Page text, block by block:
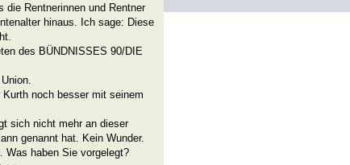
die Rentnerinnen und Rentner
hinaus. Ich sage: Diese
des BÜNDNISSES 90/DIE
noch besser mit seinem
sich nicht mehr an dieser
genannt hat. Kein Wunder.
Was haben Sie vorgelegt?